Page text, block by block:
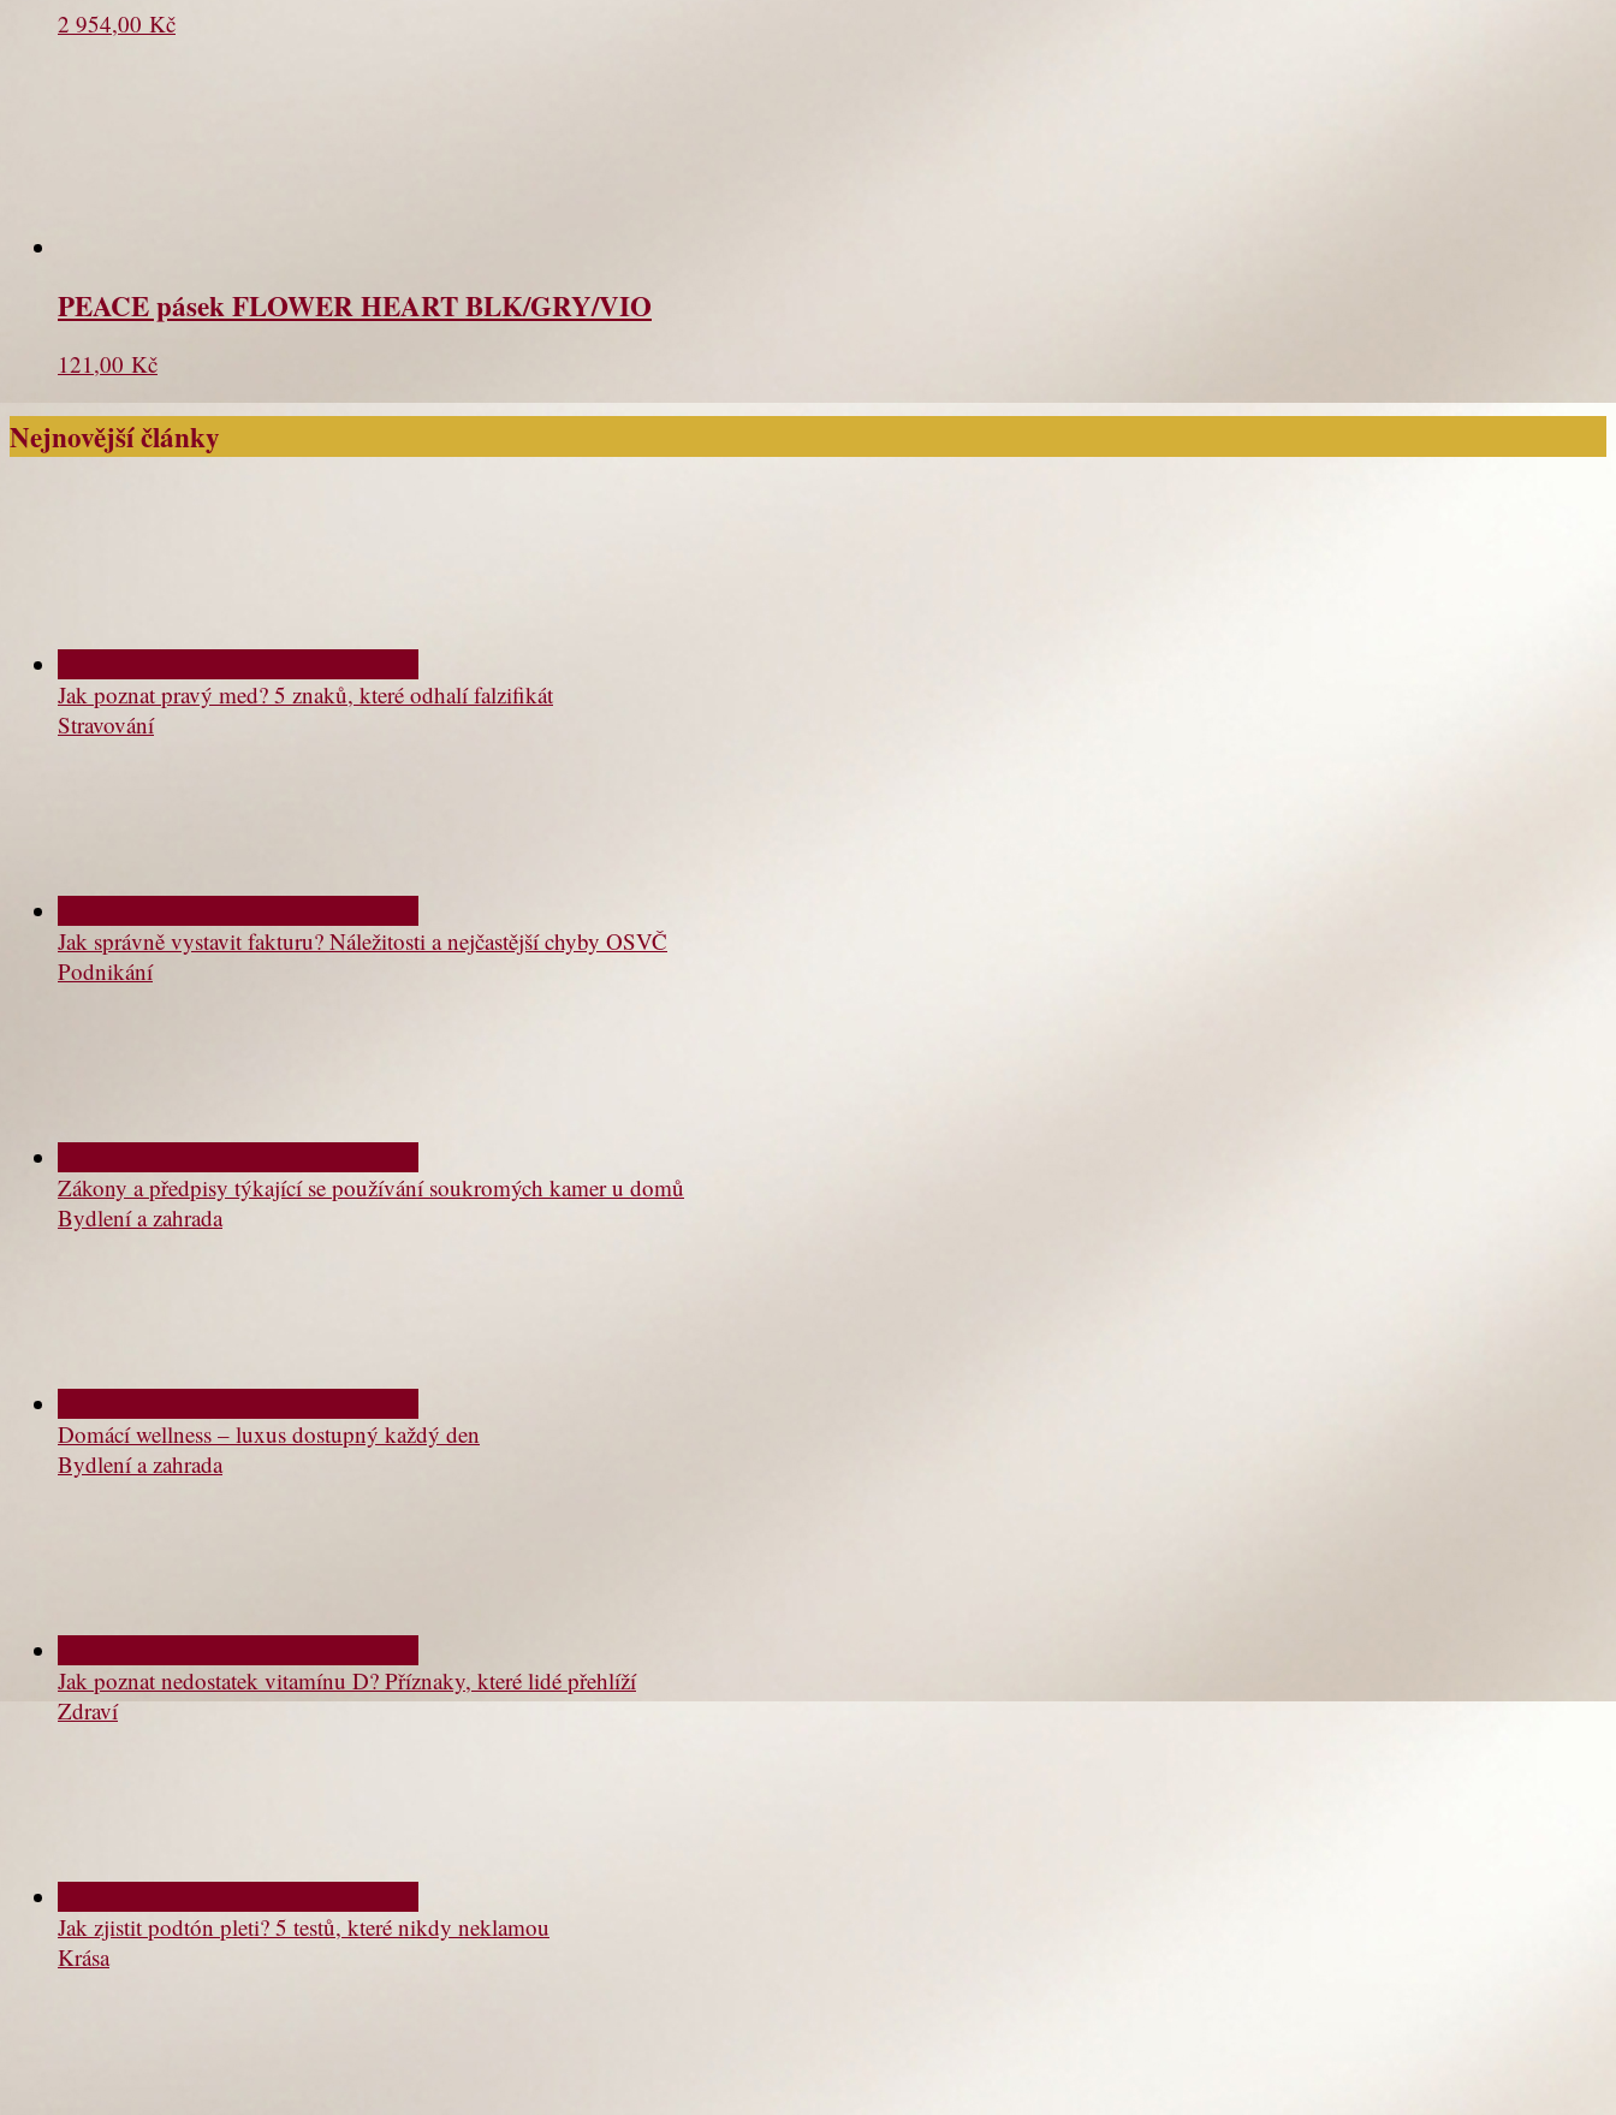
2 954,00 Kč
PEACE pásek FLOWER HEART BLK/GRY/VIO
121,00 Kč
Nejnovější články
Jak poznat pravý med? 5 znaků, které odhalí falzifikát
Stravování
Jak správně vystavit fakturu? Náležitosti a nejčastější chyby OSVČ
Podnikání
Zákony a předpisy týkající se používání soukromých kamer u domů
Bydlení a zahrada
Domácí wellness – luxus dostupný každý den
Bydlení a zahrada
Jak poznat nedostatek vitamínu D? Příznaky, které lidé přehlíží
Zdraví
Jak zjistit podtón pleti? 5 testů, které nikdy neklamou
Krása